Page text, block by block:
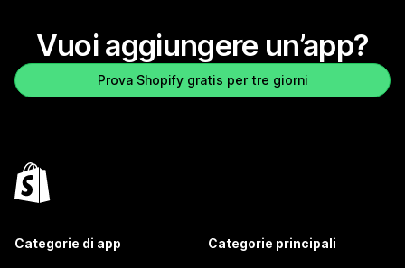
Vuoi aggiungere un’app?
Prova Shopify gratis per tre giorni
Categorie di app Categorie principali